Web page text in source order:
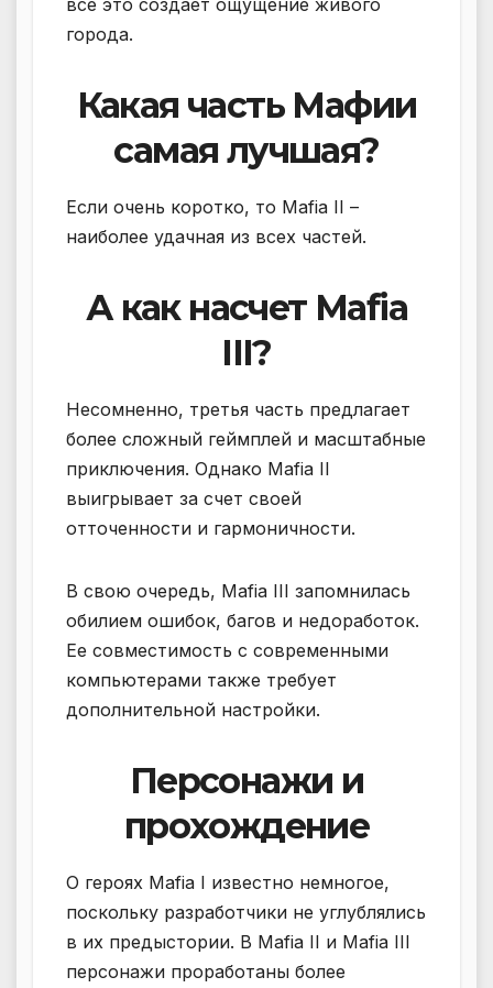
города.
Какая часть Мафии
самая лучшая?
Если очень коротко, то Mafia II –
наиболее удачная из всех частей.
А как насчет Mafia
III?
Несомненно, третья часть предлагает
более сложный геймплей и масштабные
приключения. Однако Mafia II
выигрывает за счет своей
отточенности и гармоничности.
В свою очередь, Mafia III запомнилась
обилием ошибок, багов и недоработок.
Ее совместимость с современными
компьютерами также требует
дополнительной настройки.
Персонажи и
прохождение
О героях Mafia I известно немногое,
поскольку разработчики не углублялись
в их предыстории. В Mafia II и Mafia III
персонажи проработаны более